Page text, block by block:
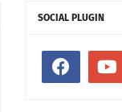
SOCIAL PLUGIN